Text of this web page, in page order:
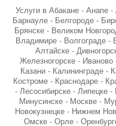
Услуги в Абакане - Анапе
Барнауле - Белгороде -
Брянске - Великом
Владимире - Волгограде -
Алтайске -
Железногорске -
Казани - Калининграде -
Костроме - Краснодаре -
- Лесосибирске - Липецке
Минусинске - Москве -
Новокузнецке - Нижнем
Омске - Орле -